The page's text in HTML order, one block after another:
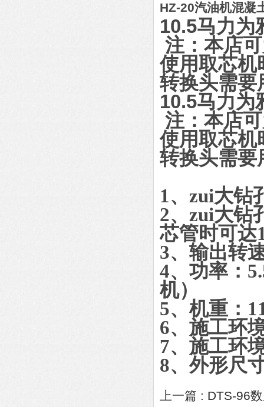
HZ-20汽油机混凝
10.5马力为
注：本店
使用取芯机
转换头需要
10.5马力为
注：本店
使用取芯机
转换头需要
1、zui大钻
2、zui大钻
芯管时可达
3、输出转
4、功率：
机）
5、机重：
6、施工环
7、施工环
8、外形尺
上一篇 : DTS-96